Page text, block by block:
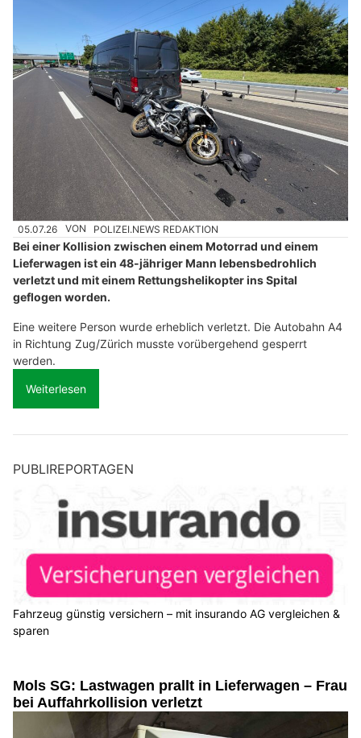
05.07.26 VON POLIZEI.NEWS REDAKTION
Bei einer Kollision zwischen einem Motorrad und einem
Lieferwagen ist ein 48-jähriger Mann lebensbedrohlich
verletzt und mit einem Rettungshelikopter ins Spital
geflogen worden.
Eine weitere Person wurde erheblich verletzt. Die Autobahn A4
in Richtung Zug/Zürich musste vorübergehend gesperrt
werden.
Weiterlesen
PUBLIREPORTAGEN
Fahrzeug günstig versichern – mit insurando AG vergleichen &
sparen
Mols SG: Lastwagen prallt in Lieferwagen – Frau
bei Auffahrkollision verletzt